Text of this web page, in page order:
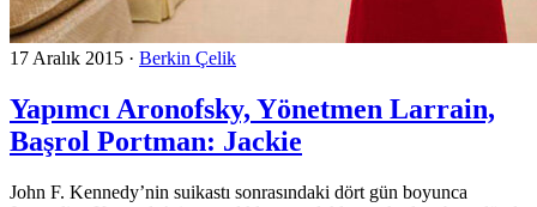
17 Aralık 2015 · Berkin Çelik
Yapımcı Aronofsky, Yönetmen Larrain,
Başrol Portman: Jackie
John F. Kennedy’nin suikastı sonrasındaki dört gün boyunca